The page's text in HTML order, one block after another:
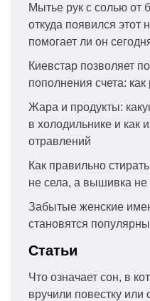
Мытье рук с солью от
откуда появился
помогает ли он
Киевстар позволяет
пополнения счета: как
Жара и продукты:
в холодильнике и как
отравлений
Как правильно
не села, а вышивка не
Забытые женские
становятся
Статьи
Что означает сон, в
вручили повестку